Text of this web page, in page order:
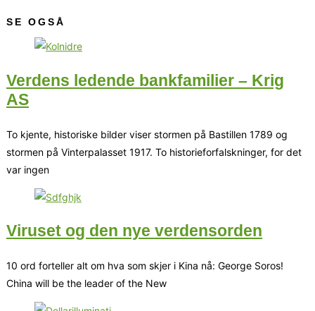
SE OGSÅ
Verdens ledende bankfamilier – Krig
AS
To kjente, historiske bilder viser stormen på Bastillen 1789 og
stormen på Vinterpalasset 1917. To historieforfalskninger, for det
var ingen
Viruset og den nye verdensorden
10 ord forteller alt om hva som skjer i Kina nå: George Soros!
China will be the leader of the New